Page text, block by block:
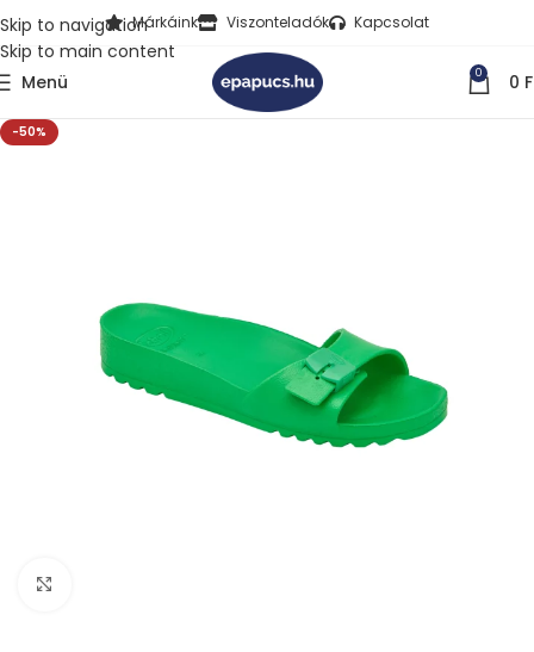
Skip to navigation
Skip to main content
Márkáink Viszonteladók Kapcsolat
Menü 0 0
-50%